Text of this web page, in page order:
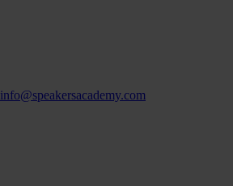
info@speakersacademy.com